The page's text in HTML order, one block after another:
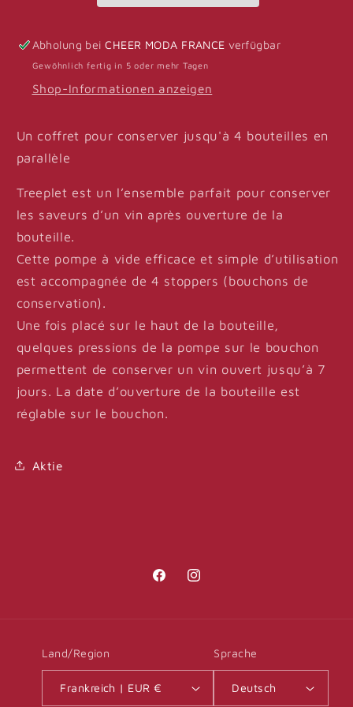
4
bouchons
4
bouchons
Abholung beiCHEER MODA FRANCE verfügbar
Gewöhnlich fertig in 5 oder mehr Tagen
Shop-Informationen anzeigen
Un coffret pour conserver jusqu'à 4 bouteilles en
parallèle
Treeplet est un l’ensemble parfait pour conserver
les saveurs d’un vin après ouverture de la
bouteille.
Cette pompe à vide efficace et simple d’utilisation
est accompagnée de 4 stoppers (bouchons de
conservation).
Une fois placé sur le haut de la bouteille,
quelques pressions de la pompe sur le bouchon
permettent de conserver un vin ouvert jusqu’à 7
jours. La date d’ouverture de la bouteille est
réglable sur le bouchon.
Aktie
FacebookInstagram
Land/Region
Frankreich | EUR €
Sprache
Deutsch